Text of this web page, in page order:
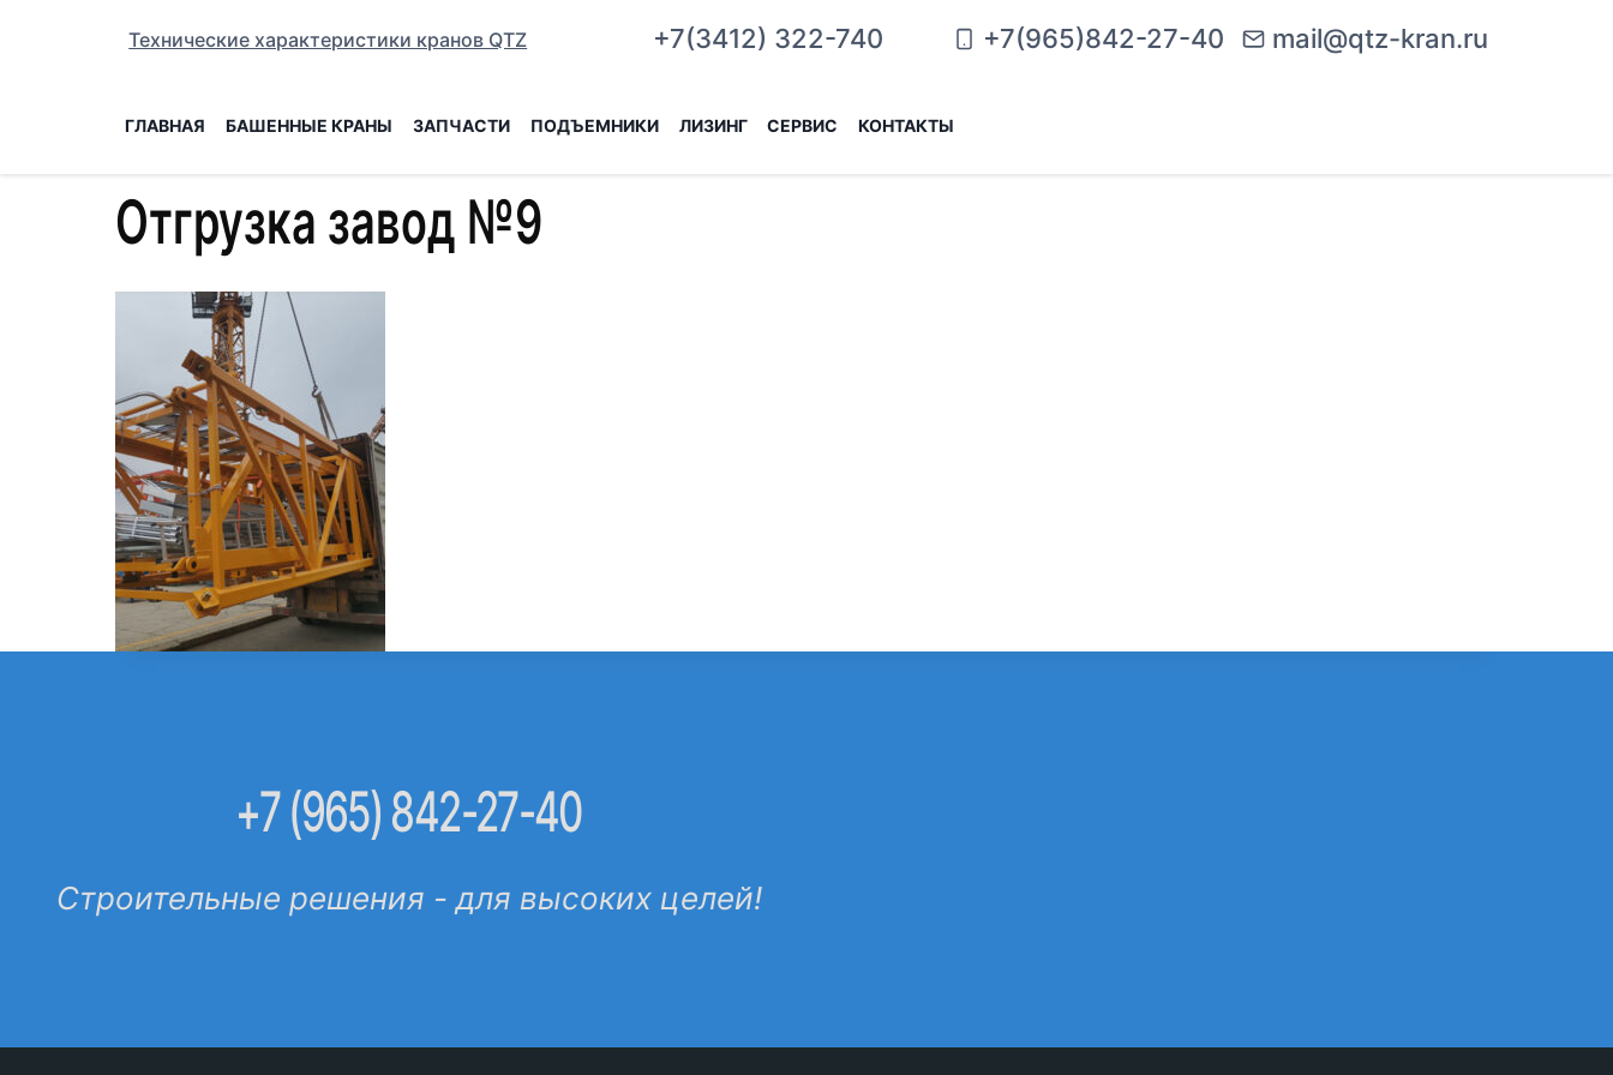
Технические характеристики кранов QTZ +7(3412) 322-740 +7(965)842-27-40 mail@qtz-kran.ru
ГЛАВНАЯ БАШЕННЫЕ КРАНЫ ЗАПЧАСТИ ПОДЪЕМНИКИ ЛИЗИНГ СЕРВИС КОНТАКТЫ
Отгрузка завод №9
+7 (965) 842-27-40
Строительные решения - для высоких целей!